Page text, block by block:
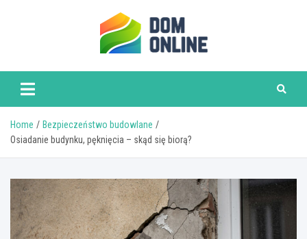
www.domonline.pl
Home
Bezpieczeństwo budowlane
Osiadanie budynku, pęknięcia – skąd się biorą?